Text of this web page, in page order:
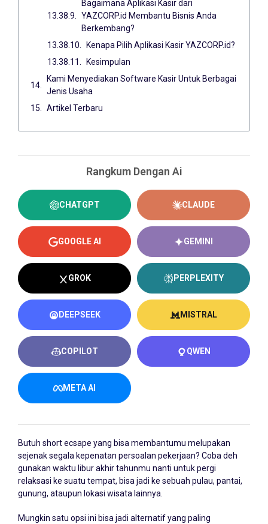
Bagaimana Aplikasi Kasir dari
YAZCORP.id Membantu Bisnis Anda
Berkembang?
Kenapa Pilih Aplikasi Kasir YAZCORP.id?
Kesimpulan
Kami Menyediakan Software Kasir Untuk Berbagai
Jenis Usaha
Artikel Terbaru
Rangkum Dengan Ai
CHATGPT CLAUDE
GOOGLE AI GEMINI
GROK PERPLEXITY
DEEPSEEK MISTRAL
COPILOT QWEN
META AI
Butuh short ecsape yang bisa membantumu melupakan
sejenak segala kepenatan persoalan pekerjaan? Coba deh
gunakan waktu libur akhir tahunmu nanti untuk pergi
relaksasi ke suatu tempat, bisa jadi ke sebuah pulau, pantai,
gunung, ataupun lokasi wisata lainnya.
Mungkin satu opsi ini bisa jadi alternatif yang paling